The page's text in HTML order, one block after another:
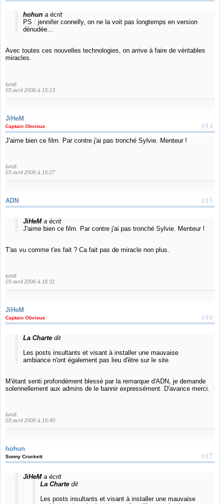
hohuna écrit
PS : jennifer connelly, on ne la voit pas longtemps en version
dénudée...
Avec toutes ces nouvelles technologies, on arrive à faire de véritables
miracles.
lundi
03 avril 2006 à 15:13
JiHeM
#14
Captain Obvious
J'aime bien ce film. Par contre j'ai pas tronché Sylvie. Menteur !
lundi
03 avril 2006 à 16:27
#15
ADN
JiHeMa écrit
J'aime bien ce film. Par contre j'ai pas tronché Sylvie. Menteur !
T'as vu comme t'es fait ? Ca fait pas de miracle non plus.
lundi
03 avril 2006 à 16:31
JiHeM
#16
Captain Obvious
La Chartedit
Les posts insultants et visant à installer une mauvaise
ambiance n'ont également pas lieu d'être sur le site.
M'étant senti profondément blessé par la remarque d'ADN, je demande
solennellement aux admins de le bannir expressément. D'avance merci.
lundi
03 avril 2006 à 16:40
hohun
#17
Sonny Crockett
JiHeMa écrit
La Charte dit
Les posts insultants et visant à installer une mauvaise